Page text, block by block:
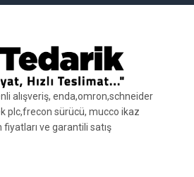
alışveriş, enda,omron,schneider
plc,frecon sürücü, mucco ikaz
ve garantili satış